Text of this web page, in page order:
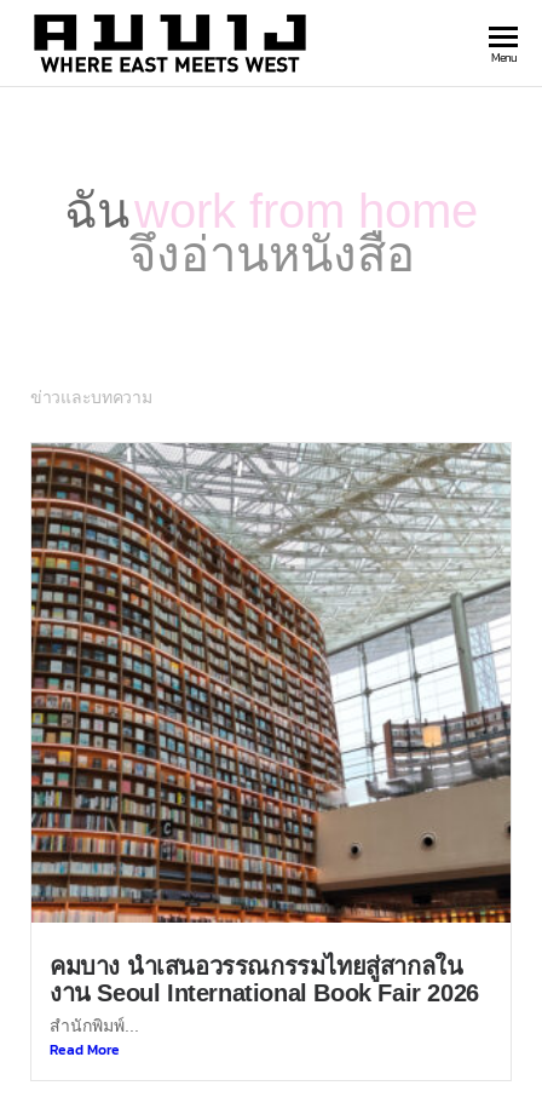
east
Menu
ฉันwork from home
จึงอ่านหนังสือ
ข่าวและบทความ
คมบาง นำเสนอวรรณกรรมไทยสู่สากลใน
งาน Seoul International Book Fair 2026
สำนักพิมพ์...
Read More